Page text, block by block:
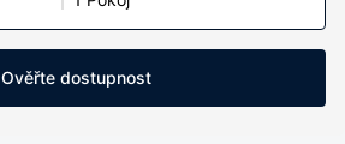
Ověřte dostupnost